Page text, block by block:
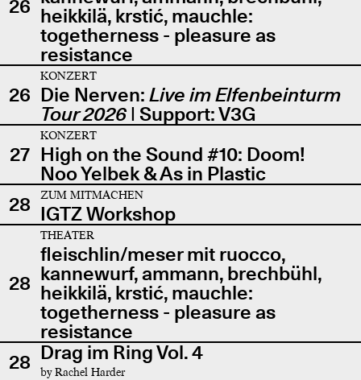
26 heikkilä, krstić, mauchle:
togetherness - pleasure as
resistance
26
KONZERT
Die Nerven: Live im Elfenbeinturm
Tour 2026| Support: V3G
27
KONZERT
High on the Sound #10: Doom!
Noo Yelbek & As in Plastic
28
ZUM MITMACHEN
IGTZ Workshop
28
THEATER
fleischlin/meser mit ruocco,
kannewurf, ammann, brechbühl,
heikkilä, krstić, mauchle:
togetherness - pleasure as
resistance
28 Drag im Ring Vol. 4
by Rachel Harder